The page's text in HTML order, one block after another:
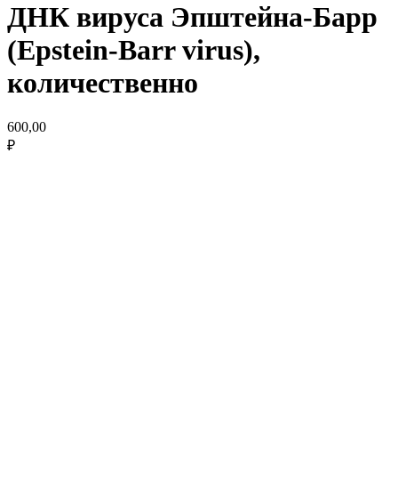
ДНК вируса Эпштейна-Барр
(Epstein-Barr virus),
количественно
600,00
₽